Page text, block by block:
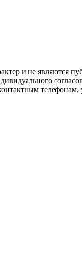
и не являются
телефонам,